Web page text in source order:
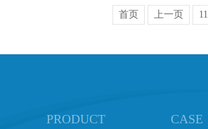
首页 上一页 11
PRODUCT CASE